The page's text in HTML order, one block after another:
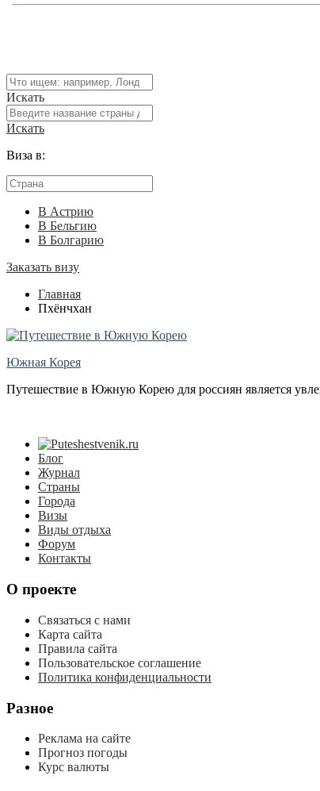
Искать
Искать
Виза в:
В Астрию
В Бельгию
В Болгарию
Заказать визу
Главная
Пхёнчхан
Южная Корея
Путешествие в Южную Корею для россиян является
Блог
Журнал
Страны
Города
Визы
Виды отдыха
Форум
Контакты
О проекте
Связаться с нами
Карта сайта
Правила сайта
Пользовательское соглашение
Политика конфиденциальности
Разное
Реклама на сайте
Прогноз погоды
Курс валюты